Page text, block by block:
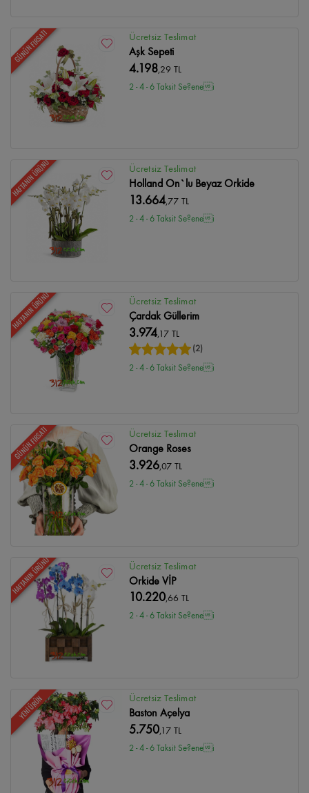
GÜNÜN FIRSATI Ücretsiz Teslimat
Aşk Sepeti
4.198,29 TL
2 - 4 - 6 Taksit Se?enei
HAFTANIN ÜRÜNÜ Ücretsiz Teslimat
Holland On`lu Beyaz Orkide
13.664,77 TL
2 - 4 - 6 Taksit Se?enei
HAFTANIN ÜRÜNÜ Ücretsiz Teslimat
Çardak Güllerim
3.974,17 TL
(2)
2 - 4 - 6 Taksit Se?enei
GÜNÜN FIRSATI Ücretsiz Teslimat
Orange Roses
3.926,07 TL
2 - 4 - 6 Taksit Se?enei
HAFTANIN ÜRÜNÜ Ücretsiz Teslimat
Orkide VİP
10.220,66 TL
2 - 4 - 6 Taksit Se?enei
YENİ ÜRÜN Ücretsiz Teslimat
Baston Açelya
5.750,17 TL
2 - 4 - 6 Taksit Se?enei